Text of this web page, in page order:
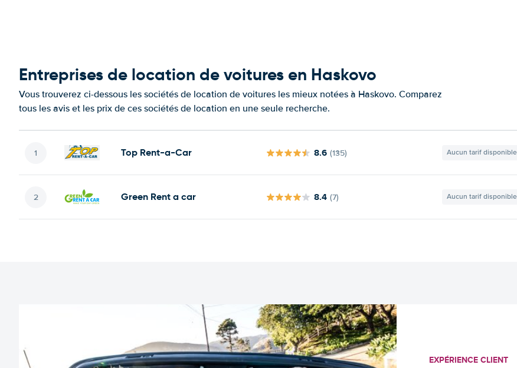
Entreprises de location de voitures en Haskovo
Vous trouverez ci-dessous les sociétés de location de voitures les mieux notées à Haskovo. Comparez
tous les avis et les prix de ces sociétés de location en une seule recherche.
Top Rent-a-Car 8.6 (135) Aucun tarif disponible
Green Rent a car 8.4 (7) Aucun tarif disponible
EXPÉRIENCE CLIENT